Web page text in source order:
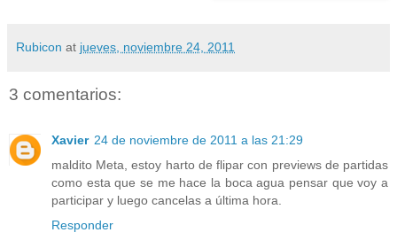
Rubicon at jueves, noviembre 24, 2011
3 comentarios:
Xavier 24 de noviembre de 2011 a las 21:29
maldito Meta, estoy harto de flipar con previews de partidas
como esta que se me hace la boca agua pensar que voy a
participar y luego cancelas a última hora.
Responder